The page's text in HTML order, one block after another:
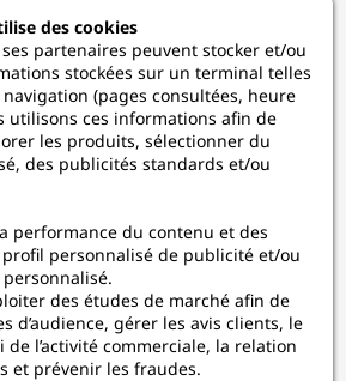
des cookies
partenaires peuvent stocker et/ou
stockées sur un terminal telles
(pages consultées, heure
utilisons ces informations afin de
les produits, sélectionner du
des publicités standards et/ou
performance du contenu et des
personnalisé de publicité et/ou
des études de marché afin de
d’audience, gérer les avis clients, le
l’activité commerciale, la relation
et prévenir les fraudes.